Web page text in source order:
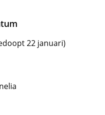
22 januari)